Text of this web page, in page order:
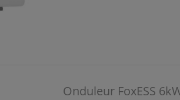
Onduleur FoxESS